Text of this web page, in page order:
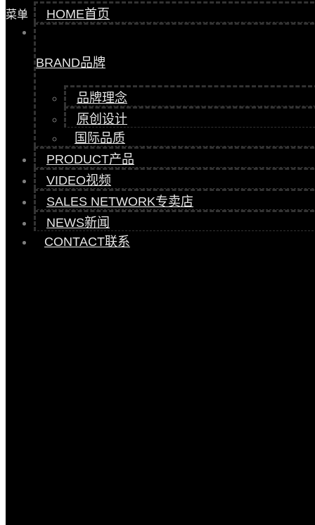
菜单 HOME首页
BRAND品牌
品牌理念
原创设计
国际品质
PRODUCT产品
VIDEO视频
SALES NETWORK专卖店
NEWS新闻
CONTACT联系